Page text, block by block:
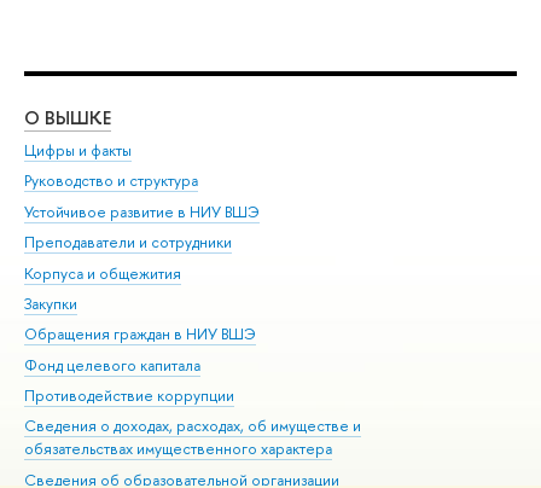
О ВЫШКЕ
Цифры и факты
Руководство и структура
Устойчивое развитие в НИУ ВШЭ
Преподаватели и сотрудники
Корпуса и общежития
Закупки
Обращения граждан в НИУ ВШЭ
Фонд целевого капитала
Противодействие коррупции
Сведения о доходах, расходах, об имуществе и
обязательствах имущественного характера
Сведения об образовательной организации